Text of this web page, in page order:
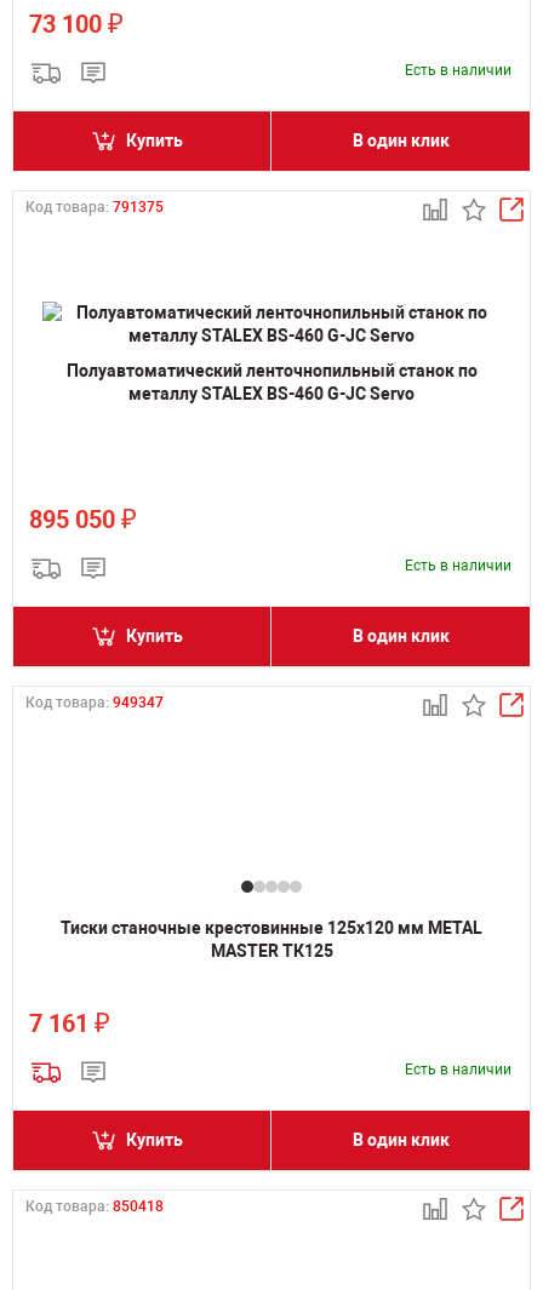
73 100 ₽
Есть в наличии
Купить В один клик
Код товара: 791375
Полуавтоматический ленточнопильный станок по
металлу STALEX BS-460 G-JC Servo
895 050 ₽
Есть в наличии
Купить В один клик
Код товара: 949347
Тиски станочные крестовинные 125х120 мм METAL
MASTER ТК125
7 161 ₽
Есть в наличии
Купить В один клик
Код товара: 850418